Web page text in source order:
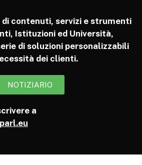
di contenuti, servizi e strumenti
Istituzioni ed Università,
di soluzioni personalizzabili
dei clienti.
NOTIZIARIO
a